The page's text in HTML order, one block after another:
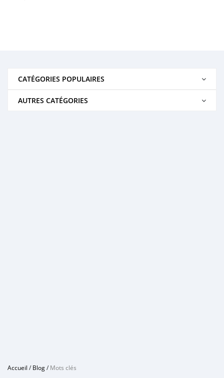
CATÉGORIES POPULAIRES
AUTRES CATÉGORIES
Accueil /Blog/Mots clés